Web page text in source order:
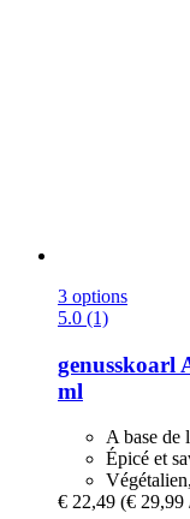
3 options
5.0 (1)
genusskoarl
ml
A base de
Épicé et
€ 22,49 (€ 29,99